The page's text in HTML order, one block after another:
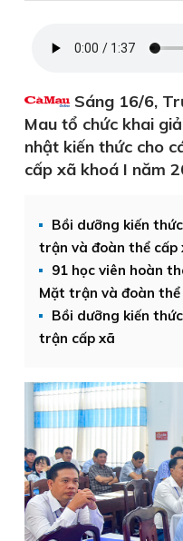
Sáng 16/6,
Mau tổ chức khai
nhật kiến thức cho
cấp xã khoá I năm
Bồi dưỡng kiến
trận và đoàn thể cấp
91 học viên hoàn
Mặt trận và đoàn thể
Bồi dưỡng kiến
trận cấp xã